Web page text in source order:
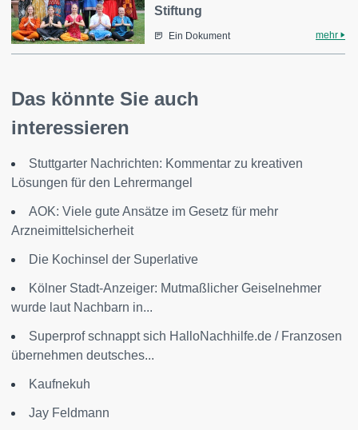
Stiftung
Ein Dokument mehr
Das könnte Sie auch
interessieren
Stuttgarter Nachrichten: Kommentar zu kreativen
Lösungen für den Lehrermangel
AOK: Viele gute Ansätze im Gesetz für mehr
Arzneimittelsicherheit
Die Kochinsel der Superlative
Kölner Stadt-Anzeiger: Mutmaßlicher Geiselnehmer
wurde laut Nachbarn in...
Superprof schnappt sich HalloNachhilfe.de / Franzosen
übernehmen deutsches...
Kaufnekuh
Jay Feldmann